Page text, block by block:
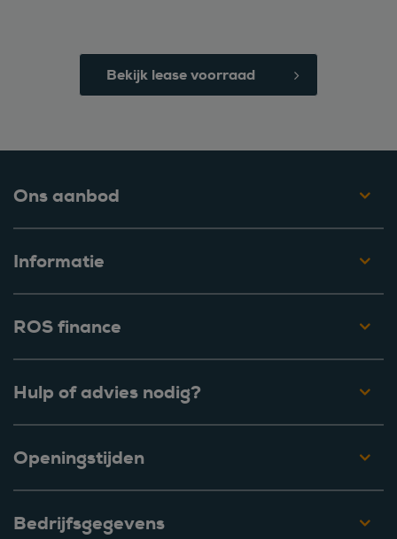
Bekijk lease voorraad
Ons aanbod
Informatie
ROS finance
Hulp of advies nodig?
Openingstijden
Bedrijfsgegevens